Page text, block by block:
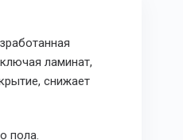
ламинат,
снижает
пола.